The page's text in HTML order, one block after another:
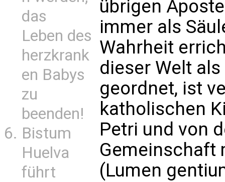
das
Leben des
herzkrank
en Babys
zu
beenden!
Bistum
Huelva
führt
übrigen
immer als
Wahrheit
dieser Welt
geordnet, ist
katholischen
Petri und von
Gemeinschaft
(Lumen